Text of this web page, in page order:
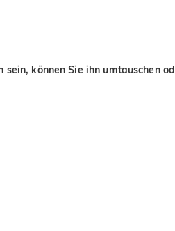
können Sie ihn umtauschen